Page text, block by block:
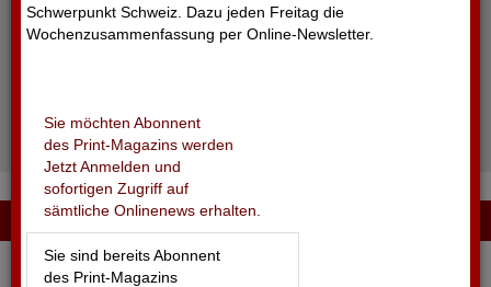
Schwerpunkt Schweiz. Dazu jeden Freitag die
Wochenzusammenfassung per Online-Newsletter.
Sie möchten Abonnent
des Print-Magazins werden
Jetzt Anmelden und
sofortigen Zugriff auf
sämtliche Onlinenews erhalten.
Sie sind bereits Abonnent
des Print-Magazins
Passwort vergessen?
Noch nicht registriert?
31.08.2025 - BIKE-WM 2025 IM WALLIS
Sechs Destinationen kooperieren